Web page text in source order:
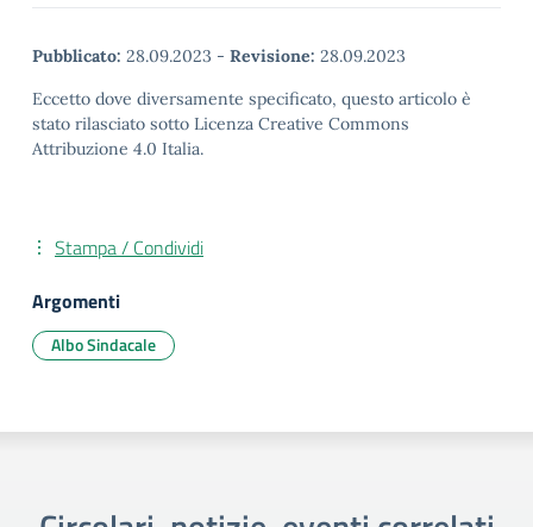
Pubblicato: 28.09.2023 - Revisione: 28.09.2023
Eccetto dove diversamente specificato, questo articolo è
stato rilasciato sotto Licenza Creative Commons
Attribuzione 4.0 Italia.
Stampa / Condividi
Argomenti
Albo Sindacale